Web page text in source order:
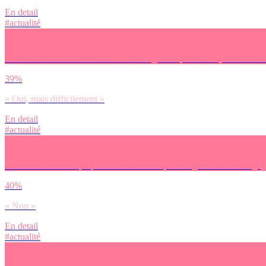
En detail
#actualité
39%
« Oui, mais difficilement »
En detail
#actualité
40%
« Non »
En detail
#actualité